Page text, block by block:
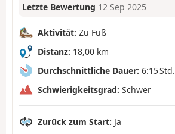
Letzte Bewertung 12 Sep 2025
Aktivität: Zu Fuß
Distanz: 18,00 km
Durchschnittliche Dauer: 6:15 Std.
Schwierigkeitsgrad: Schwer
Zurück zum Start: Ja